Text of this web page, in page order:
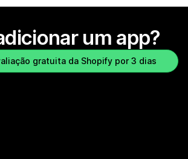
um app?
gratuita da Shopify por 3 dias